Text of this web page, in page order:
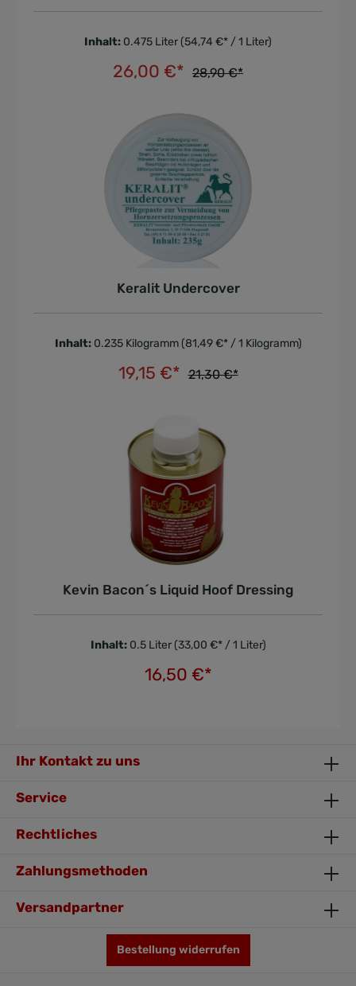
Inhalt: 0.475 Liter (54,74 €* / 1 Liter)
26,00 €* 28,90 €*
In den Warenkorb
Keralit Undercover
Inhalt: 0.235 Kilogramm (81,49 €* / 1 Kilogramm)
19,15 €* 21,30 €*
In den Warenkorb
Kevin Bacon´s Liquid Hoof Dressing
Inhalt: 0.5 Liter (33,00 €* / 1 Liter)
16,50 €*
In den Warenkorb
Ihr Kontakt zu uns
Service
Rechtliches
Zahlungsmethoden
Versandpartner
Bestellung widerrufen